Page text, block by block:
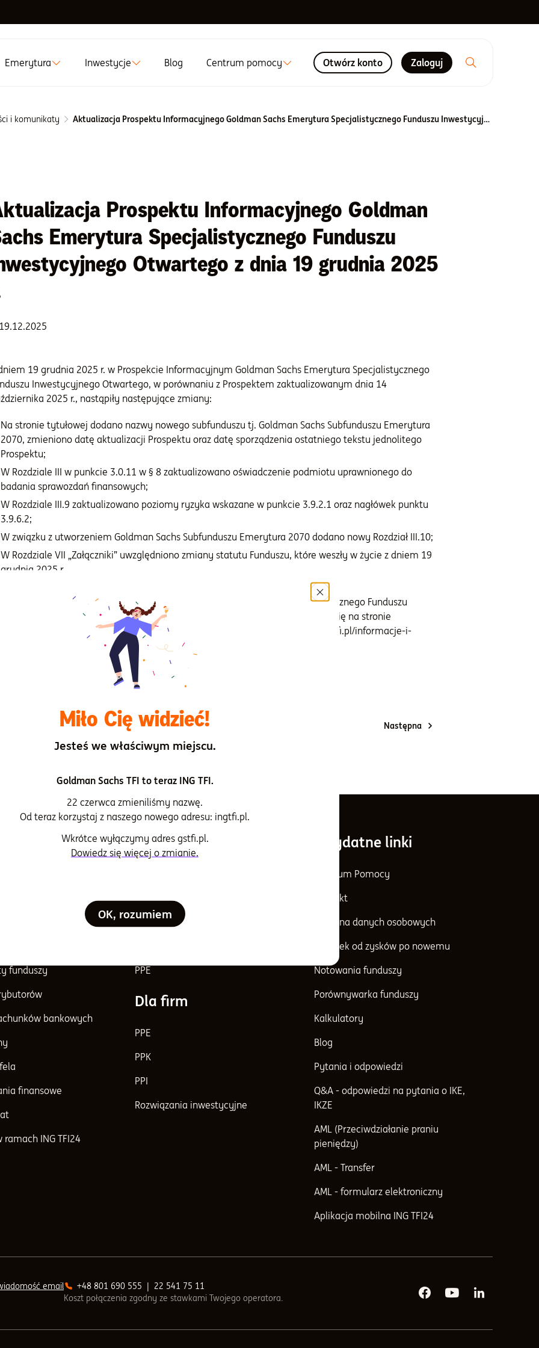
Emerytura Inwestycje Blog Centrum pomocy Otwórz konto Zaloguj
i komunikaty Aktualizacja Prospektu Informacyjnego Goldman Sachs Emerytura Specjalistycznego Funduszu Inwestycyjnego Otwartego z dnia 19 grudnia 2025 r.
Prospektu Informacyjnego Goldman
Emerytura Specjalistycznego Funduszu
Otwartego z dnia 19 grudnia 2025
19 grudnia 2025 r. w Prospekcie Informacyjnym Goldman Sachs Emerytura Specjalistycznego
Inwestycyjnego Otwartego, w porównaniu z Prospektem zaktualizowanym dnia 14
2025 r., nastąpiły następujące zmiany:
Na stronie tytułowej dodano nazwy nowego subfunduszu tj. Goldman Sachs Subfunduszu Emerytura
2070, zmieniono datę aktualizacji Prospektu oraz datę sporządzenia ostatniego tekstu jednolitego
Prospektu;
W Rozdziale III w punkcie 3.0.11 w § 8 zaktualizowano oświadczenie podmiotu uprawnionego do
badania sprawozdań finansowych;
W Rozdziale III.9 zaktualizowano poziomy ryzyka wskazane w punkcie 3.9.2.1 oraz nagłówek punktu
3.9.6.2;
W związku z utworzeniem Goldman Sachs Subfunduszu Emerytura 2070 dodano nowy Rozdział III.10;
W Rozdziale VII „Załączniki” uwzględniono zmiany statutu Funduszu, które weszły w życie z dniem 19
grudnia 2025 r.
jednolity Prospektu Informacyjnego Goldman Sachs Emerytura Specjalistycznego Funduszu
Otwartego uwzględniający wyżej opisaną aktualizację znajduje się na stronie
www.gstfi.pl w zakładce „Informacje i dokument
y” (https://www.gstfi.pl/informacje-i-
dokumenty-funduszy/prospekty-informacyjne).
Powrót do listy Następna
i dokumenty
notowania funduszy
funduszy
bankowych
finansowe
ramach ING TFI24
Klienci indywidualni
IKZE
Fundusze Inwestycyjne
PPE
Dla firm
PPE
PPK
PPI
Rozwiązania inwestycyjne
Przydatne linki
Centrum Pomocy
Kontakt
Ochrona danych osobowych
Podatek od zysków po nowemu
Notowania funduszy
Porównywarka funduszy
Kalkulatory
Blog
Pytania i odpowiedzi
Q&A - odpowiedzi na pytania o IKE,
IKZE
AML (Przeciwdziałanie praniu
pieniędzy)
AML - Transfer
AML - formularz elektroniczny
Aplikacja mobilna ING TFI24
email +48 801 690 555 | 22 541 75 11
Koszt połączenia zgodny ze stawkami Twojego operatora.
Media społecznościowe
Miło Cię widzieć!
Jesteś we właściwym miejscu.
Goldman Sachs TFI to teraz ING TFI.
22 czerwca zmieniliśmy nazwę.
Od teraz korzystaj z naszego nowego adresu: ingtfi.pl.
Wkrótce wyłączymy adres gstfi.pl.
Dowiedz się więcej o zmianie.
OK, rozumiem